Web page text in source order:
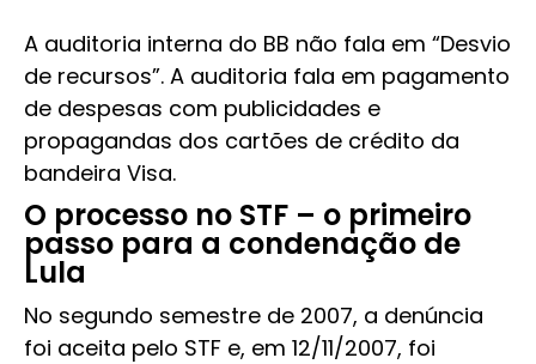
A auditoria interna do BB não fala em “Desvio
de recursos”. A auditoria fala em pagamento
de despesas com publicidades e
propagandas dos cartões de crédito da
bandeira Visa.
O processo no STF – o primeiro
passo para a condenação de
Lula
No segundo semestre de 2007, a denúncia
foi aceita pelo STF e, em 12/11/2007, foi